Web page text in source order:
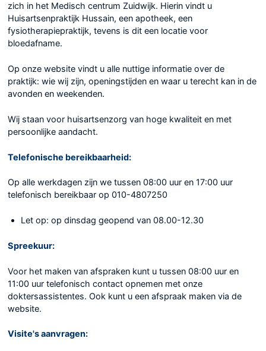
zich in het Medisch centrum Zuidwijk. Hierin vindt u
Huisartsenpraktijk Hussain, een apotheek, een
fysiotherapiepraktijk, tevens is dit een locatie voor
bloedafname.
Op onze website vindt u alle nuttige informatie over de
praktijk: wie wij zijn, openingstijden en waar u terecht kan in de
avonden en weekenden.
Wij staan voor huisartsenzorg van hoge kwaliteit en met
persoonlijke aandacht.
Telefonische bereikbaarheid:
Op alle werkdagen zijn we tussen 08:00 uur en 17:00 uur
telefonisch bereikbaar op 010-4807250
Let op: op dinsdag geopend van 08.00-12.30
Spreekuur:
Voor het maken van afspraken kunt u tussen 08:00 uur en
11:00 uur telefonisch contact opnemen met onze
doktersassistentes. Ook kunt u een afspraak maken via de
website.
Visite's aanvragen: